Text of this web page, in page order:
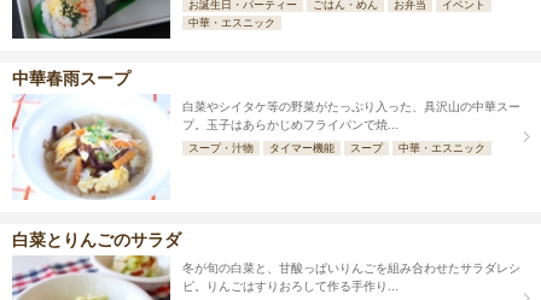
お誕生日・パーティー
ごはん・めん お弁当
イベント
中華・エスニック
中華春雨スープ
白菜やシイタケ等の野菜がたっぷり入った、具沢山の中華スー
プ。玉子はあらかじめフライパンで焼...
スープ・汁物 タイマー機能 スープ 中華・エスニック
白菜とりんごのサラダ
冬が旬の白菜と、甘酸っぱいりんごを組み合わせたサラダレシ
ピ。りんごはすりおろして作る手作り...